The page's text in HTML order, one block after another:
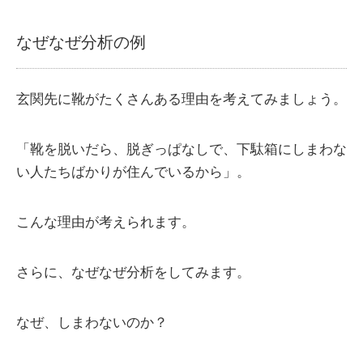
なぜなぜ分析の例
玄関先に靴がたくさんある理由を考えてみましょう。
「靴を脱いだら、脱ぎっぱなしで、下駄箱にしまわな
い人たちばかりが住んでいるから」。
こんな理由が考えられます。
さらに、なぜなぜ分析をしてみます。
なぜ、しまわないのか？